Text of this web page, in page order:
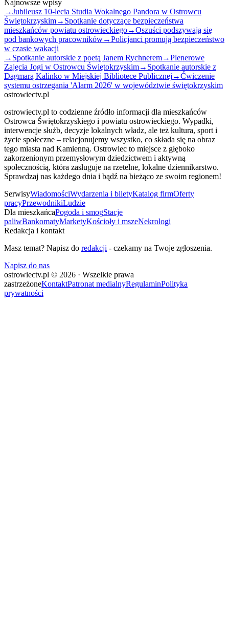
Najnowsze wpisy
→Jubileusz 10-lecia Studia Wokalnego Pandora w Ostrowcu
Świętokrzyskim→ Spotkanie dotyczące bezpieczeństwa
mieszkańców powiatu ostrowieckiego→Oszuści podszywają się
pod bankowych pracowników→Policjanci promują bezpieczeństwo
w czasie wakacji
→ Spotkanie autorskie z poetą Janem Rychnerem→Plenerowe
Zajęcia Jogi w Ostrowcu Świętokrzyskim→ Spotkanie autorskie z
Dagmarą Kalinko w Miejskiej Bibliotece Publicznej →Ćwiczenie
systemu ostrzegania 'Alarm 2026' w województwie świętokrzyskim
ostrowiectv.pl
ostrowiectv.pl to codzienne źródło informacji dla mieszkańców
Ostrowca Świętokrzyskiego i powiatu ostrowieckiego. Wypadki,
interwencje służb, decyzje lokalnych władz, ale też kultura, sport i
życie społeczne – relacjonujemy wszystko, co składa się na obraz
tego miasta nad Kamienną. Ostrowiec to miejsce z głęboko
zakorzenionym przemysłowym dziedzictwem i aktywną
społecznością, która zasługuje na rzetelne, lokalne dziennikarstwo.
Sprawdzaj nas każdego dnia i bądź na bieżąco ze swoim regionem!
SerwisyWiadomościWydarzenia i biletyKatalog firmOferty
pracyPrzewodnikiLudzie
Dla mieszkańcaPogoda i smogStacje
paliwBankomatyMarketyKościoły i mszeNekrologi
Redakcja i kontakt
Masz temat? Napisz do redakcji - czekamy na Twoje zgłoszenia.
Napisz do nas
ostrowiectv.pl © 2026 · Wszelkie prawa
zastrzeżoneKontaktPatronat medialnyRegulaminPolityka
prywatności